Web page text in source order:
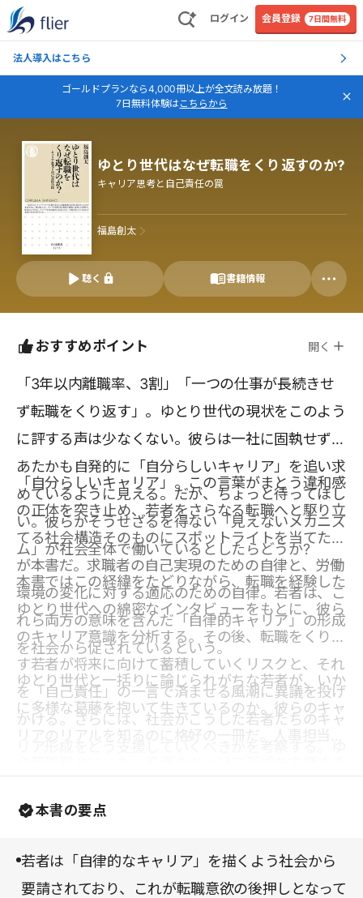
ログイン 会員登録 7日間無料
法人導入はこちら
ゴールドプランなら4,000冊以上が全文読み放題！
7日無料体験はこちらから
ゆとり世代はなぜ転職をくり返すのか?
キャリア思考と自己責任の罠
福島創太
聴く 書籍情報
おすすめポイント 開く
「3年以内離職率、3割」「一つの仕事が長続きせ
ず転職をくり返す」。ゆとり世代の現状をこのよう
に評する声は少なくない。彼らは一社に固執せず、
あたかも自発的に「自分らしいキャリア」を追い求
めているように見える。だが、ちょっと待ってほし
い。彼らがそうせざるを得ない「見えないメカニズ
ム」が社会全体で働いているとしたらどうか?
「自分らしいキャリア」。この言葉がまとう違和感
の正体を突き止め、若者をさらなる転職へと駆り立
てる社会構造そのものにスポットライトを当てたの
が本書だ。求職者の自己実現のための自律と、労働
環境の変化に対する適応のための自律。若者は、こ
れら両方の意味を含んだ「自律的キャリア」の形成
を社会から促されているという。
本書ではこの経緯をたどりながら、転職を経験した
ゆとり世代への綿密なインタビューをもとに、彼ら
のキャリア意識を分析する。その後、転職をくり返
す若者が将来に向けて蓄積していくリスクと、それ
を「自己責任」の一言で済ませる風潮に異議を投げ
かける。さらには、社会がこうした若者たちのキャ
とり世代と同世代である社会学者ならではの分析と
提言には、真に迫るものがある。
ゆとり世代と一括りに論じられがちな若者が、いか
に多様な葛藤を抱いて生きているのか。彼らのキャ
リアのリアルを知るのに格好の一冊だ。人事担当者
だきたい。
本書の要点
若者は「自律的なキャリア」を描くよう社会から
要請されており、これが転職意欲の後押しとなって